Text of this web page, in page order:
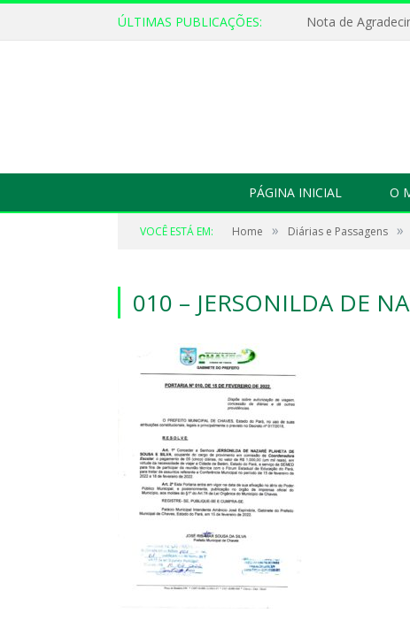
ÚLTIMAS PUBLICAÇÕES: Nota de
PÁGINA INICIAL O
VOCÊ ESTÁ EM: Home » Diárias e Passagens »
010 – JERSONILDA DE